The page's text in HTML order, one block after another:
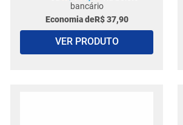
bancário
Economia deR$ 37,90
VER PRODUTO